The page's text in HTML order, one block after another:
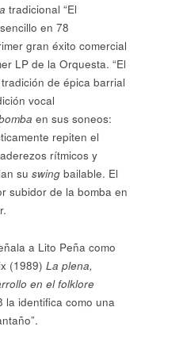
tradicional “El
en 78
gran éxito comercial
LP de la Orquesta. “El
de épica barrial
vocal
en sus soneos:
repiten el
rítmicos y
su swing bailable. El
subidor de la bomba en
a Lito Peña como
(1989) La plena,
en el folklore
la identifica como una